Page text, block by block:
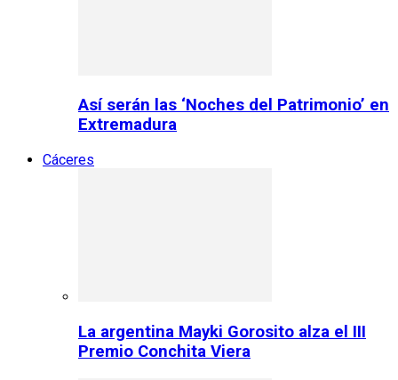
Así serán las ‘Noches del Patrimonio’ en
Extremadura
Cáceres
La argentina Mayki Gorosito alza el III
Premio Conchita Viera